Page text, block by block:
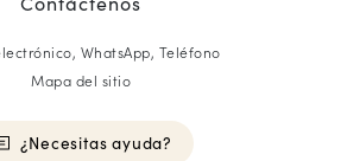
WhatsApp, Teléfono
Mapa del sitio
¿Necesitas ayuda?